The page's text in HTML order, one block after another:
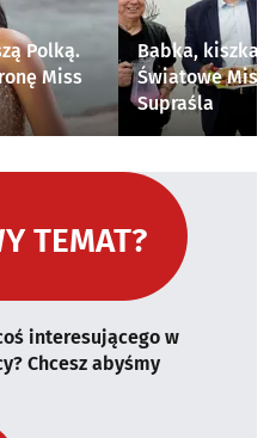
Polką.
Miss
Babka, kiszka i
Światowe
Supraśla
TEMAT?
interesującego w
Chcesz abyśmy